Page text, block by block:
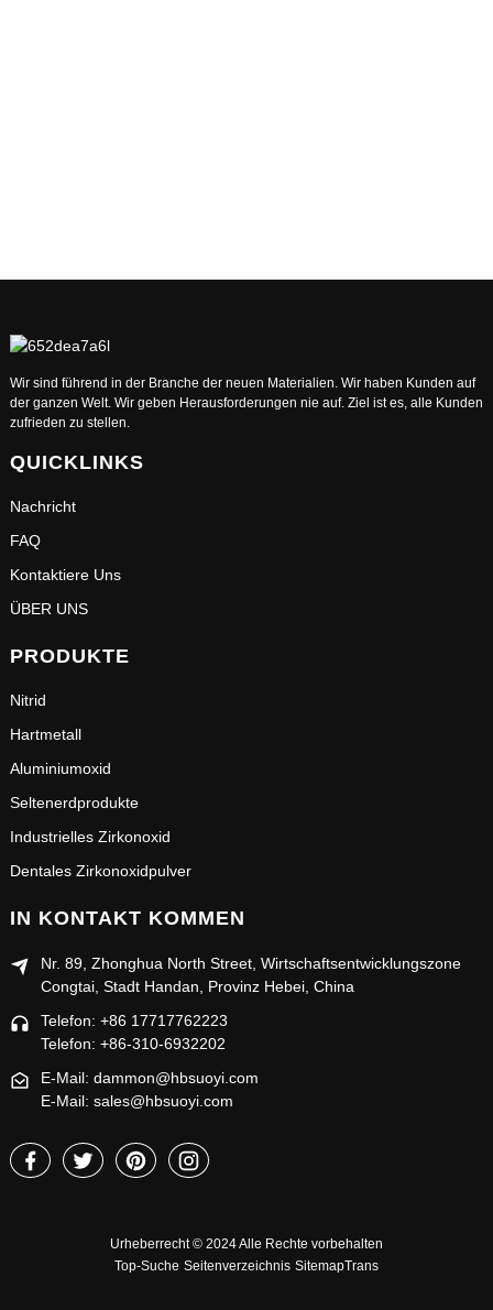
Wir sind führend in der Branche der neuen Materialien. Wir haben Kunden auf
der ganzen Welt. Wir geben Herausforderungen nie auf. Ziel ist es, alle Kunden
zufrieden zu stellen.
QUICKLINKS
Nachricht
FAQ
Kontaktiere Uns
ÜBER UNS
PRODUKTE
Nitrid
Hartmetall
Aluminiumoxid
Seltenerdprodukte
Industrielles Zirkonoxid
Dentales Zirkonoxidpulver
IN KONTAKT KOMMEN
Nr. 89, Zhonghua North Street, Wirtschaftsentwicklungszone
Congtai, Stadt Handan, Provinz Hebei, China
Telefon: +86 17717762223
Telefon: +86-310-6932202
E-Mail: dammon@hbsuoyi.com
E-Mail: sales@hbsuoyi.com
Urheberrecht © 2024 Alle Rechte vorbehalten
Top-Suche Seitenverzeichnis SitemapTrans